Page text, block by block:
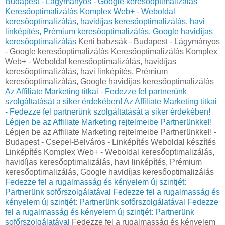
Keresőoptimalizálás Komplex Web+ - Weboldal
keresőoptimalizálás, havidíjas keresőoptimalizálás, havi
linképítés, Prémium keresőoptimalizálás, Google havidíjas
keresőoptimalizálás Kerti babzsák - Budapest - Lágymányos
- Google keresőoptimalizálás Keresőoptimalizálás Komplex
Web+ - Weboldal keresőoptimalizálás, havidíjas
keresőoptimalizálás, havi linképítés, Prémium
keresőoptimalizálás, Google havidíjas keresőoptimalizálás
Az Affiliate Marketing titkai - Fedezze fel partnerünk
szolgáltatását a siker érdekében! Az Affiliate Marketing titkai
- Fedezze fel partnerünk szolgáltatását a siker érdekében!
Lépjen be az Affiliate Marketing rejtelmeibe Partnerünkkel!
Lépjen be az Affiliate Marketing rejtelmeibe Partnerünkkel! -
Budapest - Csepel-Belváros - Linképítés Weboldal készítés
Linképítés Komplex Web+ - Weboldal keresőoptimalizálás,
havidíjas keresőoptimalizálás, havi linképítés, Prémium
keresőoptimalizálás, Google havidíjas keresőoptimalizálás
Fedezze fel a rugalmasság és kényelem új szintjét:
Partnerünk sofőrszolgálatával
Fedezze fel a rugalmasság és
kényelem új szintjét: Partnerünk sofőrszolgálatával
Fedezze
fel a rugalmasság és kényelem új szintjét: Partnerünk
sofőrszolgálatával
Fedezze fel a rugalmasság és kényelem